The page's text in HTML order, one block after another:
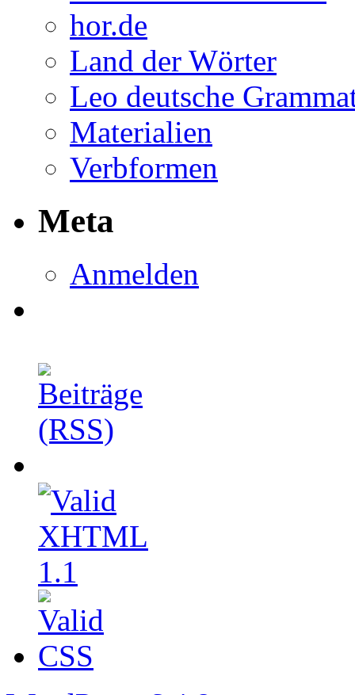
hor.de
Land der Wörter
Leo deutsche
Materialien
Verbformen
Meta
Anmelden